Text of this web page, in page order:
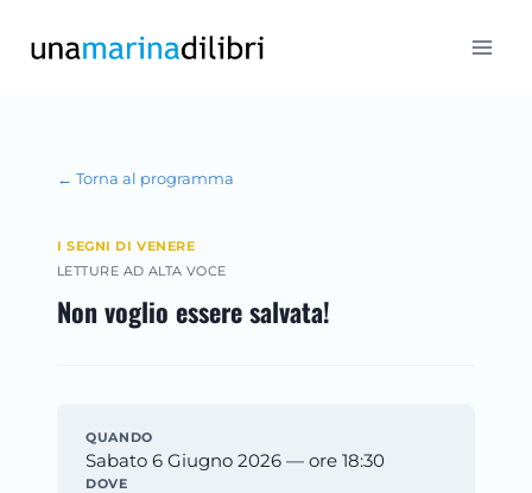
← Torna al programma
I SEGNI DI VENERE
LETTURE AD ALTA VOCE
Non voglio essere salvata!
QUANDO
Sabato 6 Giugno 2026 — ore 18:30
DOVE